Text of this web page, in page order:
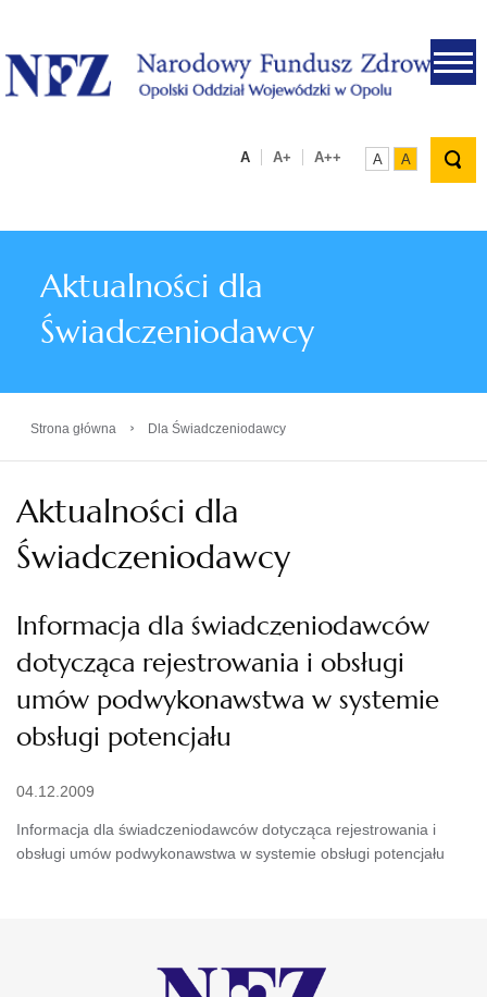
.
A A+ A++ A A
Aktualności dla
Świadczeniodawcy
Strona główna › Dla Świadczeniodawcy
Aktualności dla
Świadczeniodawcy
Informacja dla świadczeniodawców
dotycząca rejestrowania i obsługi
umów podwykonawstwa w systemie
obsługi potencjału
04.12.2009
Informacja dla świadczeniodawców dotycząca rejestrowania i
obsługi umów podwykonawstwa w systemie obsługi potencjału